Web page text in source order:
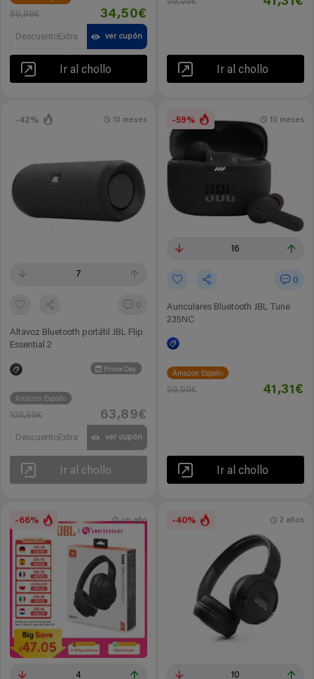
69,99€ 34,50€
DescuentoExtra ver cupón
Ir al chollo
99,99€
Ir al chollo
-42%
7
0
Altavoz Bluetooth portátil JBL Flip
Essential 2
Prime Day
10 meses
Amazon España
109,99€ 63,89€
DescuentoExtra ver cupón
Ir al chollo
-59%
16
0
Auriculares Bluetooth JBL Tune
235NC
10 meses
Amazon España
99,99€ 41,31€
Ir al chollo
-66%
4
un año -40%
10
2 años